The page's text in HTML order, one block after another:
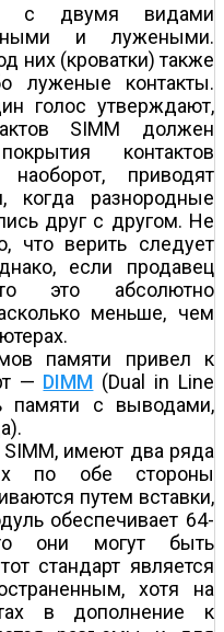
с двумя видами
и лужеными.
них (кроватки) также
луженые контакты.
голос утверждают,
SIMM должен
контактов
наоборот, приводят
когда разнородные
друг с другом. Не
что верить следует
если продавец
это абсолютно
меньше, чем
памяти привел к
— DIMM (Dual in Line
памяти с выводами,
имеют два ряда
по обе стороны
путем вставки,
обеспечивает 64-
они могут быть
стандарт является
хотя на
в дополнение к